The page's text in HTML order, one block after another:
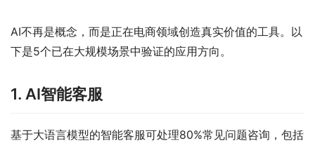
AI不再是概念，而是正在电商领域创造真实价值的工具。以
下是5个已在大规模场景中验证的应用方向。
1. AI智能客服
基于大语言模型的智能客服可处理80%常见问题咨询，包括